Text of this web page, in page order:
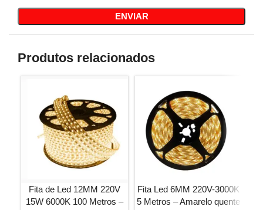
Produtos relacionados
Fita de Led 12MM 220V
15W 6000K 100 Metros –
Fita Led 6MM 220V-3000K
5 Metros – Amarelo quente